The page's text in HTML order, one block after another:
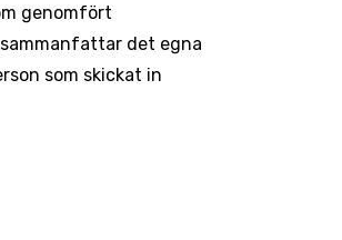
genomfört
det egna
som skickat in